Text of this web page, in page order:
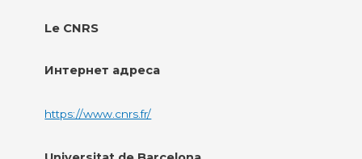
Le CNRS
Интернет адреса
https://www.cnrs.fr/